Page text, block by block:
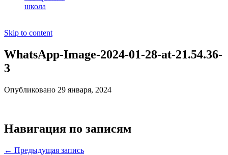
школа
Skip to content
WhatsApp-Image-2024-01-28-at-21.54.36-
3
Опубликовано 29 января, 2024
Навигация по записям
← Предыдущая запись